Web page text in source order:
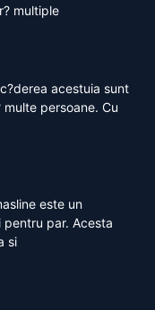
multiple
acestuia sunt
persoane. Cu
este un
par. Acesta
si